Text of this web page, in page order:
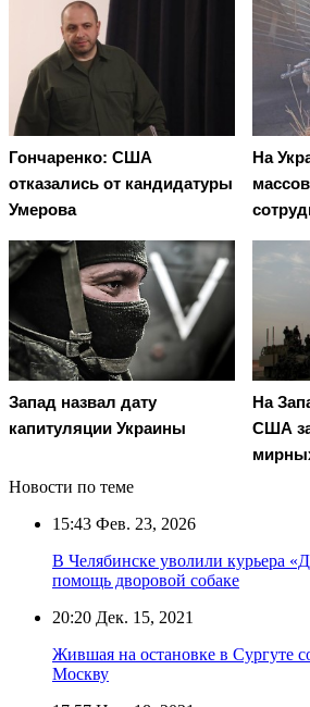
Гончаренко: США
отказались от кандидатуры
Умерова
На
Запад назвал дату
капитуляции Украины
На
США за
Новости по теме
15:43 Фев. 23, 2026
В Челябинске уволили курьера
помощь дворовой собаке
20:20 Дек. 15, 2021
Жившая на остановке в Сургуте
Москву